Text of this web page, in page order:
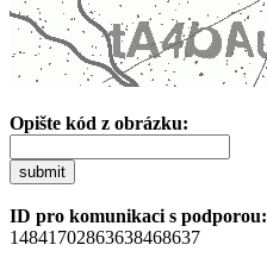
Opište kód z obrázku:
submit
ID pro komunikaci s podporou:
14841702863638468637